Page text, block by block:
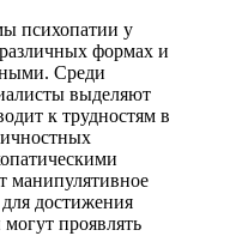
психопатии у
формах и
Среди
выделяют
к трудностям в
манипулятивное
достижения
проявлять